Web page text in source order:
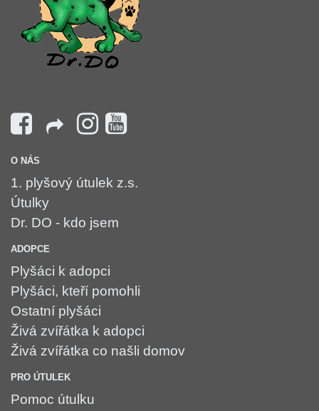
O NÁS
1. plyšový útulek z.s.
Útulky
Dr. DO - kdo jsem
ADOPCE
Plyšáci k adopci
Plyšáci, kteří pomohli
Ostatní plyšáci
Živá zvířátka k adopci
Živá zvířátka co našli domov
PRO ÚTULEK
Pomoc útulku